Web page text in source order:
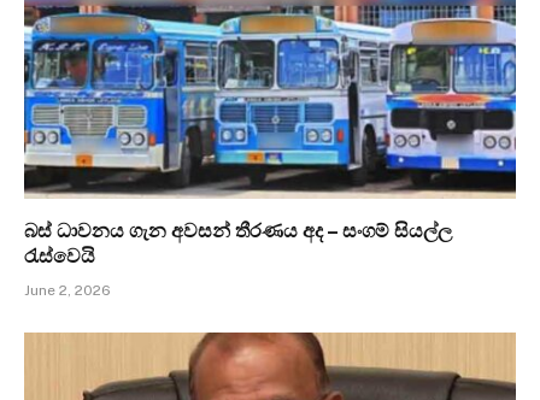
බස් ධාවනය ගැන අවසන් තීරණය අද – සංගම් සියල්ල
රැස්වෙයි
June 2, 2026